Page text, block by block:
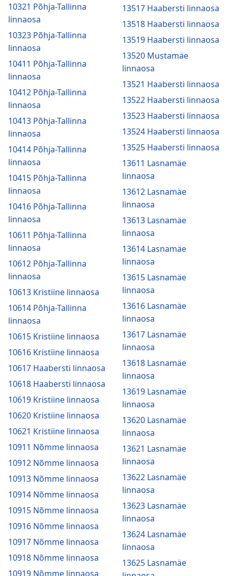
10321 Põhja-Tallinna
linnaosa
10323 Põhja-Tallinna
linnaosa
10411 Põhja-Tallinna
linnaosa
10412 Põhja-Tallinna
linnaosa
10413 Põhja-Tallinna
linnaosa
10414 Põhja-Tallinna
linnaosa
10415 Põhja-Tallinna
linnaosa
10416 Põhja-Tallinna
linnaosa
10611 Põhja-Tallinna
linnaosa
10612 Põhja-Tallinna
linnaosa
10613 Kristiine linnaosa
10614 Põhja-Tallinna
linnaosa
10615 Kristiine linnaosa
10616 Kristiine linnaosa
10617 Haabersti linnaosa
10618 Haabersti linnaosa
10619 Kristiine linnaosa
10620 Kristiine linnaosa
10621 Kristiine linnaosa
10911 Nõmme linnaosa
10912 Nõmme linnaosa
10913 Nõmme linnaosa
10914 Nõmme linnaosa
10915 Nõmme linnaosa
10916 Nõmme linnaosa
10917 Nõmme linnaosa
10918 Nõmme linnaosa
10919 Nõmme linnaosa
13517 Haabersti linnaosa
13518 Haabersti linnaosa
13519 Haabersti linnaosa
13520 Mustamäe
linnaosa
13521 Haabersti linnaosa
13522 Haabersti linnaosa
13523 Haabersti linnaosa
13524 Haabersti linnaosa
13525 Haabersti linnaosa
13611 Lasnamäe
linnaosa
13612 Lasnamäe
linnaosa
13613 Lasnamäe
linnaosa
13614 Lasnamäe
linnaosa
13615 Lasnamäe
linnaosa
13616 Lasnamäe
linnaosa
13617 Lasnamäe
linnaosa
13618 Lasnamäe
linnaosa
13619 Lasnamäe
linnaosa
13620 Lasnamäe
linnaosa
13621 Lasnamäe
linnaosa
13622 Lasnamäe
linnaosa
13623 Lasnamäe
linnaosa
13624 Lasnamäe
linnaosa
13625 Lasnamäe